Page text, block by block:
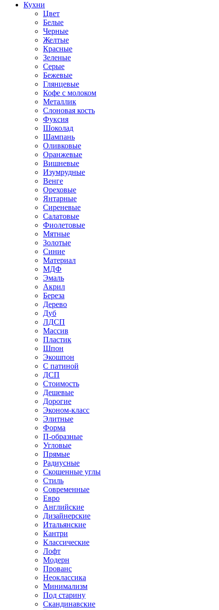
Кухни
Цвет
Белые
Черные
Желтые
Красные
Зеленые
Серые
Бежевые
Глянцевые
Кофе с молоком
Металлик
Слоновая кость
Фуксия
Шоколад
Шампань
Оливковые
Оранжевые
Вишневые
Изумрудные
Венге
Ореховые
Янтарные
Сиреневые
Салатовые
Фиолетовые
Мятные
Золотые
Синие
Материал
МДФ
Эмаль
Акрил
Береза
Дерево
Дуб
ЛДСП
Массив
Пластик
Шпон
Экошпон
С патиной
ДСП
Стоимость
Дешевые
Дорогие
Эконом-класс
Элитные
Форма
П-образные
Угловые
Прямые
Радиусные
Скошенные углы
Стиль
Современные
Евро
Английские
Дизайнерские
Итальянские
Кантри
Классические
Лофт
Модерн
Прованс
Неоклассика
Минимализм
Под старину
Скандинавские